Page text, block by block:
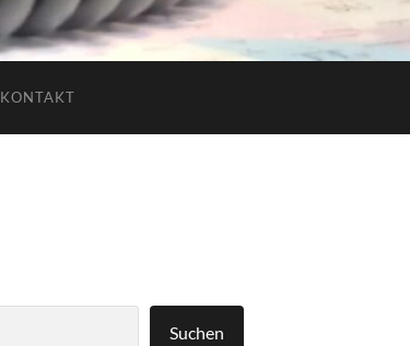
KONTAKT
Suchen